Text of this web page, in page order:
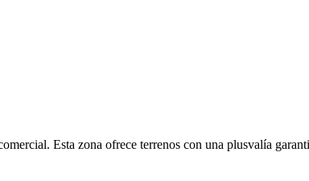
Esta zona ofrece terrenos con una plusvalía